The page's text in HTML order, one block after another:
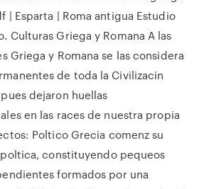
| Esparta | Roma antigua Estudio
Culturas Griega y Romana A las
Griega y Romana se las considera
de toda la Civilizacin
dejaron huellas
en las races de nuestra propia
Poltico Grecia comenz su
constituyendo pequeos
formados por una